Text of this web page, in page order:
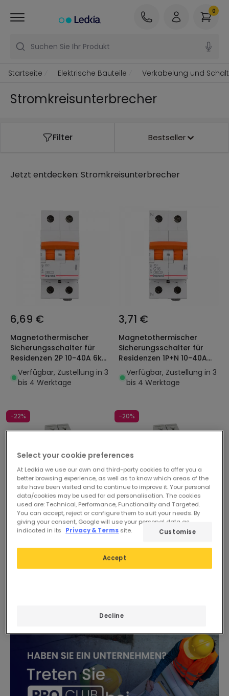
Suchen Sie Ihr Produkt
0
Startseite Elektrische Bauteile Verkabelung und
Stromkreisunterbrecher
Filter Bestseller
Jetzt entdecken: Stromkreisunterbrecher
6,69 €
Magnetothermischer
Sicherungsschalter für
Residenzen 2P 10-40A 6kA
C-Kurve LEGRAND RX³
419934
Verfügbar, Zustellung in 3
bis 4 Werktage
3,71 €
Magnetothermischer
Sicherungsschalter für
Residenzen 1P+N 10-40A
6kA C-Kurve LEGRAND RX³
419925
Verfügbar, Zustellung in 3
bis 4 Werktage
-22%
Vorher 28,09 €
21,81 €
PROMO
-20%
Vorher 20,98 €
16,77 €
PROMO
Magnetothermischer
Select your cookie preferences
At Ledkia we use our own and third-party cookies to offer you a
better browsing experience, as well as to know which areas of the
site have been visited and to continue to improve it. Your personal
data/cookies may be used for ad personalisation. The cookies
used are: Technical, Performance, Functionality and Targeted.
You can accept, reject or configure them to suit your needs. By
giving your consent, Google will use your personal data as
indicated in its
Privacy & Terms site.
Decline
Accept
Customise